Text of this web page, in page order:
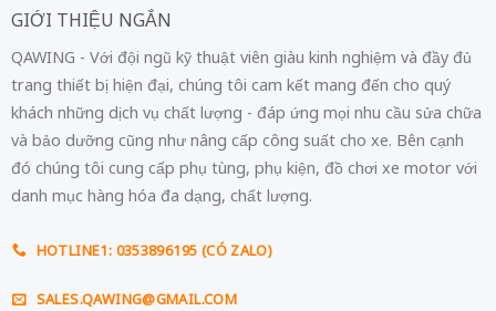
GIỚI THIỆU NGẮN
QAWING - Với đội ngũ kỹ thuật viên giàu kinh nghiệm và đầy đủ
trang thiết bị hiện đại, chúng tôi cam kết mang đến cho quý
khách những dịch vụ chất lượng - đáp ứng mọi nhu cầu sửa chữa
và bảo dưỡng cũng như nâng cấp công suất cho xe. Bên cạnh
đó chúng tôi cung cấp phụ tùng, phụ kiện, đồ chơi xe motor với
danh mục hàng hóa đa dạng, chất lượng.
HOTLINE1: 0353896195 (CÓ ZALO)
SALES.QAWING@GMAIL.COM